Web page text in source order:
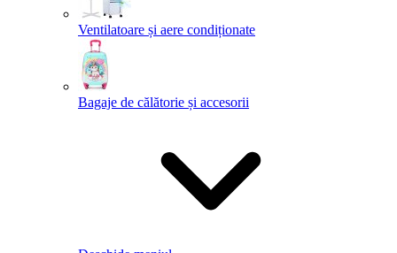
Ventilatoare și aere condiționate
Bagaje de călătorie și accesorii